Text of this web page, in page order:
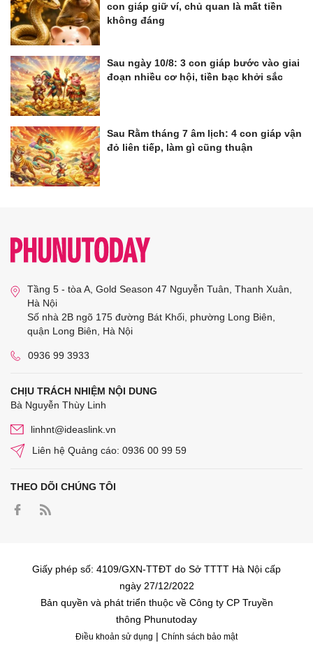
con giáp giữ ví, chủ quan là mất tiền
không đáng
Sau ngày 10/8: 3 con giáp bước vào giai
đoạn nhiều cơ hội, tiền bạc khởi sắc
Sau Rằm tháng 7 âm lịch: 4 con giáp vận
đỏ liên tiếp, làm gì cũng thuận
Tầng 5 - tòa A, Gold Season 47 Nguyễn Tuân, Thanh Xuân,
Hà Nội
Số nhà 2B ngõ 175 đường Bát Khối, phường Long Biên,
quận Long Biên, Hà Nội
0936 99 3933
CHỊU TRÁCH NHIỆM NỘI DUNG
Bà Nguyễn Thùy Linh
linhnt@ideaslink.vn
Liên hệ Quảng cáo: 0936 00 99 59
THEO DÕI CHÚNG TÔI
Giấy phép số: 4109/GXN-TTĐT do Sở TTTT Hà Nội cấp
ngày 27/12/2022
Bản quyền và phát triển thuộc về Công ty CP Truyền
thông Phunutoday
Điều khoản sử dụng | Chính sách bảo mật